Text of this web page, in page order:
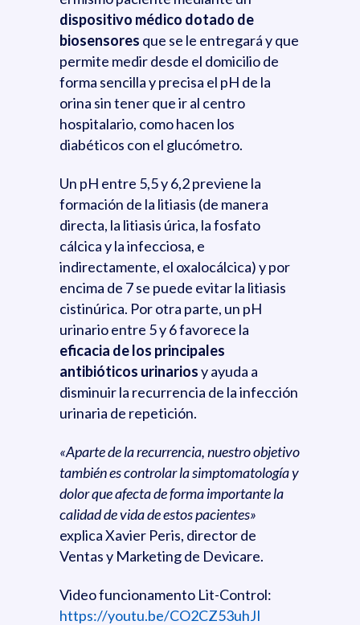
dispositivo médico dotado de
biosensores que se le entregará y que
permite medir desde el domicilio de
forma sencilla y precisa el pH de la
orina sin tener que ir al centro
hospitalario, como hacen los
diabéticos con el glucómetro.
Un pH entre 5,5 y 6,2 previene la
formación de la litiasis (de manera
directa, la litiasis úrica, la fosfato
cálcica y la infecciosa, e
indirectamente, el oxalocálcica) y por
encima de 7 se puede evitar la litiasis
cistinúrica. Por otra parte, un pH
urinario entre 5 y 6 favorece la
eficacia de los principales
antibióticos urinariosy ayuda a
disminuir la recurrencia de la infección
urinaria de repetición.
«Aparte de la recurrencia, nuestro objetivo
también es controlar la simptomatología y
dolor que afecta de forma importante la
calidad de vida de estos pacientes»
explica Xavier Peris, director de
Ventas y Marketing de Devicare.
Video funcionamento Lit-Control:
https://youtu.be/CO2CZ53uhJI